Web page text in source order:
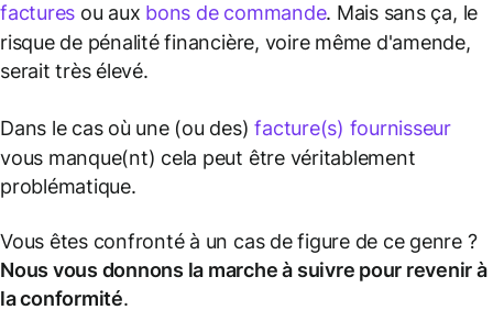
factures ou aux bons de commande. Mais sans ça, le
risque de pénalité financière, voire même d'amende,
serait très élevé.
Dans le cas où une (ou des)facture(s) fournisseur
vous manque(nt) cela peut être véritablement
problématique.
Vous êtes confronté à un cas de figure de ce genre ?
Nous vous donnons la marche à suivre pour revenir à
la conformité.